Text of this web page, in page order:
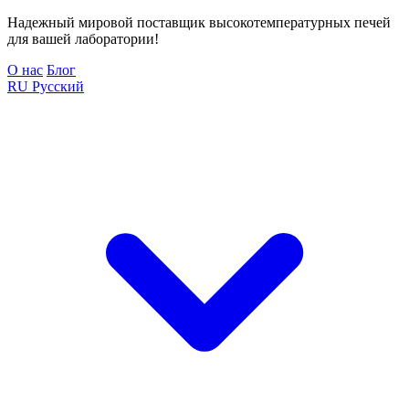
Надежный мировой поставщик высокотемпературных печей
для вашей лаборатории!
О нас Блог
RU Русский